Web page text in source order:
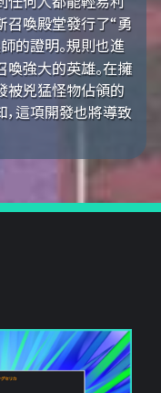
召喚殿堂發行了“勇
的證明。規則也進
強大的英雄。在擁
被兇猛怪物佔領的
這項開發也將導致